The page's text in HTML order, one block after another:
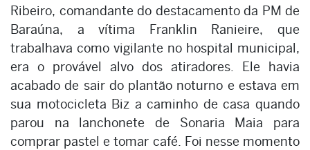
Ribeiro, comandante do destacamento da PM de
Baraúna, a vítima Franklin Ranieire, que
trabalhava como vigilante no hospital municipal,
era o provável alvo dos atiradores. Ele havia
acabado de sair do plantão noturno e estava em
sua motocicleta Biz a caminho de casa quando
parou na lanchonete de Sonaria Maia para
comprar pastel e tomar café. Foi nesse momento